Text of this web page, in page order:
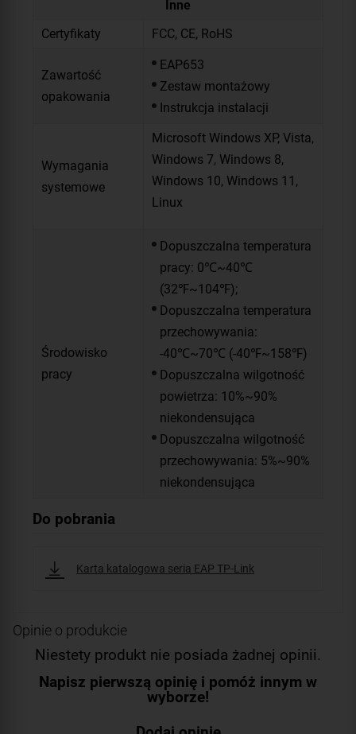
Inne
Certyfikaty
FCC, CE, RoHS
Zawartość
opakowania
EAP653
Zestaw montażowy
Instrukcja instalacji
Wymagania
systemowe
Microsoft Windows XP, Vista,
Windows 7, Windows 8,
Windows 10, Windows 11,
Linux
Środowisko
pracy
Dopuszczalna temperatura
pracy: 0℃~40℃
(32℉~104℉);
Dopuszczalna temperatura
przechowywania:
-40℃~70℃ (-40℉~158℉)
Dopuszczalna wilgotność
powietrza: 10%~90%
niekondensująca
Dopuszczalna wilgotność
przechowywania: 5%~90%
niekondensująca
Do pobrania
Karta katalogowa seria EAP TP-Link
Opinie o produkcie
Niestety produkt nie posiada żadnej opinii.
Napisz pierwszą opinię i pomóż innym w
wyborze!